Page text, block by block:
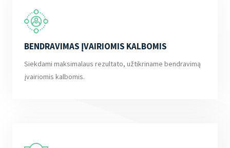
BENDRAVIMAS ĮVAIRIOMIS KALBOMIS
Siekdami maksimalaus rezultato, užtikriname bendravimą
įvairiomis kalbomis.